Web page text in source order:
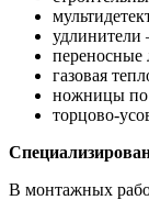
газовая
ножницы
торцово-
В монтажных